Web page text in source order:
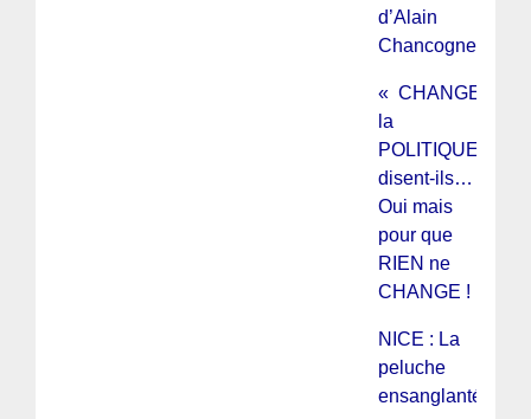
d’Alain
Chancogne
« CHANGER »
la
POLITIQUE »,
disent-ils…
Oui mais
pour que
RIEN ne
CHANGE !
NICE : La
peluche
ensanglantée